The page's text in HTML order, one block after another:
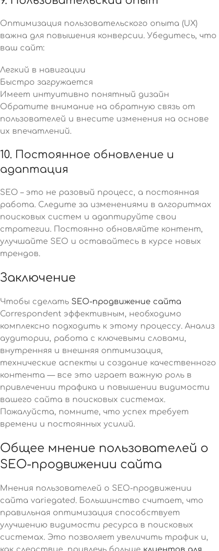
Оптимизация пользовательского опыта (UX)
важна для повышения конверсии. Убедитесь, что
ваш сайт:
Легкий в навигации
Быстро загружается
Имеет интуитивно понятный дизайн
Обратите внимание на обратную связь от
пользователей и внесите изменения на основе
их впечатлений.
10. Постоянное обновление и
адаптация
SEO – это не разовый процесс, а постоянная
работа. Следите за изменениями в алгоритмах
поисковых систем и адаптируйте свои
стратегии. Постоянно обновляйте контент,
улучшайте SEO и оставайтесь в курсе новых
трендов.
Заключение
Чтобы сделать SEO-продвижение сайта
Correspondent эффективным, необходимо
комплексно подходить к этому процессу. Анализ
аудитории, работа с ключевыми словами,
внутренняя и внешняя оптимизация,
технические аспекты и создание качественного
контента — все это играет важную роль в
привлечении трафика и повышении видимости
вашего сайта в поисковых системах.
Пожалуйста, помните, что успех требует
времени и постоянных усилий.
Общее мнение пользователей о
SEO-продвижении сайта
Мнения пользователей о SEO-продвижении
сайта variegated. Большинство считает, что
правильная оптимизация способствует
улучшению видимости ресурса в поисковых
системах. Это позволяет увеличить трафик и,